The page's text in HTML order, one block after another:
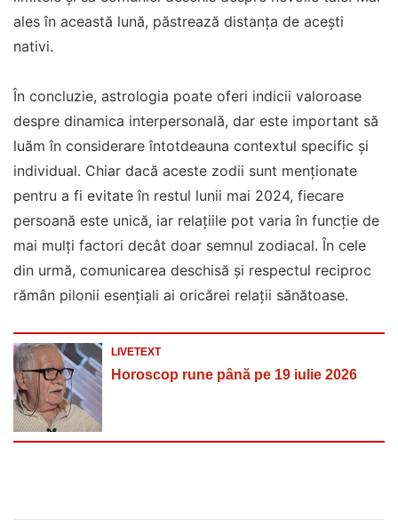
ales în această lună, păstrează distanța de acești
nativi.
În concluzie, astrologia poate oferi indicii valoroase
despre dinamica interpersonală, dar este important să
luăm în considerare întotdeauna contextul specific și
individual. Chiar dacă aceste zodii sunt menționate
pentru a fi evitate în restul lunii mai 2024, fiecare
persoană este unică, iar relațiile pot varia în funcție de
mai mulți factori decât doar semnul zodiacal. În cele
din urmă, comunicarea deschisă și respectul reciproc
rămân pilonii esențiali ai oricărei relații sănătoase.
LIVETEXT
Horoscop rune până pe 19 iulie 2026